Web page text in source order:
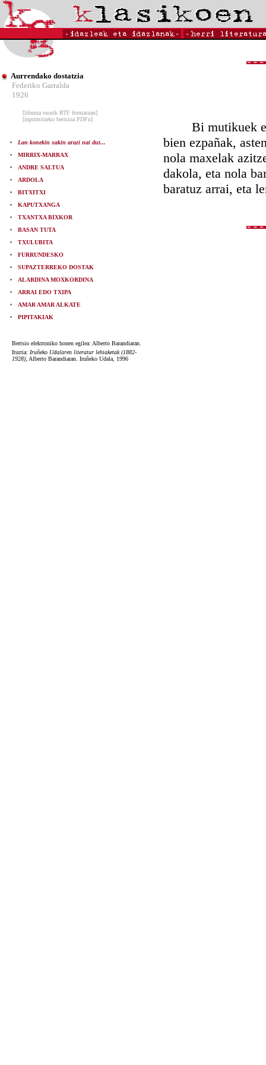
Aurrendako dostatzia
Federiko Garralda
1926
[liburua osorik RTF formatuan]
[inprimitzeko bertsioa PDFn]
Lan konekin xakin arazi nai dut...
MIRRIX-MARRAX
ANDRE SALTUA
ARDOLA
BITXITXI
KAPUTXANGA
TXANTXA BIXKOR
BASAN TUTA
TXULUBITA
FURRUNDESKO
SUPAZTERREKO DOSTAK
ALARDINA MOXKORDINA
ARRAI EDO TXIPA
AMAR AMAR ALKATE
PIPITAKIAK
Bertsio elektroniko honen egilea: Alberto Barandiaran.
Iturria: Iruñeko Udalaren literatur lehiaketak (1882-
1928) , Alberto Barandiaran. Iruñeko Udala, 1996
Bi mutikuek
bien ezpañak,
nola maxelak
dakola, eta nola
baratuz arrai, eta